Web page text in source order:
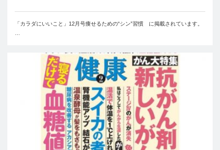
「カラダにいいこと」12月号痩せるための“シン”習慣 に掲載されています。
…